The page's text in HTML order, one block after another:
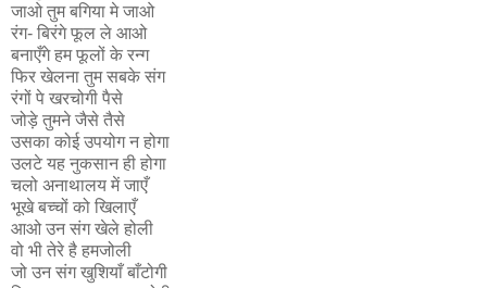
जाओ तुम बगिया मे जाओ
रंग- बिरंगे फूल ले आओ
बनाएँगे हम फूलों के रन्ग
फिर खेलना तुम सबके संग
रंगों पे खरचोगी पैसे
जोड़े तुमने जैसे तैसे
उसका कोई उपयोग न होगा
उलटे यह नुकसान ही होगा
चलो अनाथालय में जाएँ
भूखे बच्चों को खिलाएँ
आओ उन संग खेले होली
वो भी तेरे है हमजोली
जो उन संग खुशियाँ बाँटोगी